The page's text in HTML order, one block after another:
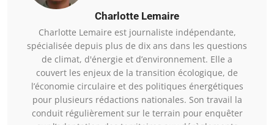
Charlotte Lemaire
Charlotte Lemaire est journaliste indépendante,
spécialisée depuis plus de dix ans dans les questions
de climat, d'énergie et d’environnement. Elle a
couvert les enjeux de la transition écologique, de
l’économie circulaire et des politiques énergétiques
pour plusieurs rédactions nationales. Son travail la
conduit régulièrement sur le terrain pour enquêter